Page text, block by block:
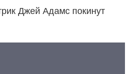
Джей Адамс покинут